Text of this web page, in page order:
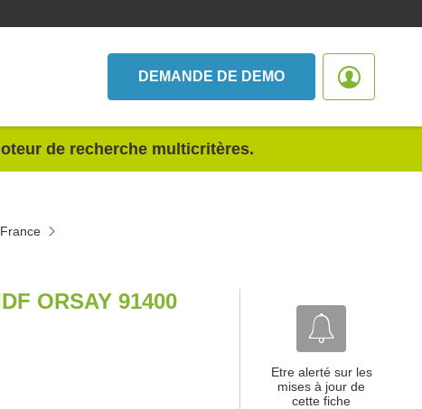
DEMANDE DE DEMO
de recherche multicritères.
ORSAY 91400
Etre alerté sur les
mises à jour de
cette fiche